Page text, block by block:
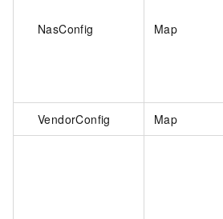
NasConfig Map
VendorConfig Map